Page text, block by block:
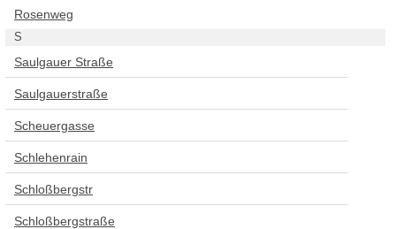
Rosenweg
S
Saulgauer Straße
Saulgauerstraße
Scheuergasse
Schlehenrain
Schloßbergstr
Schloßbergstraße